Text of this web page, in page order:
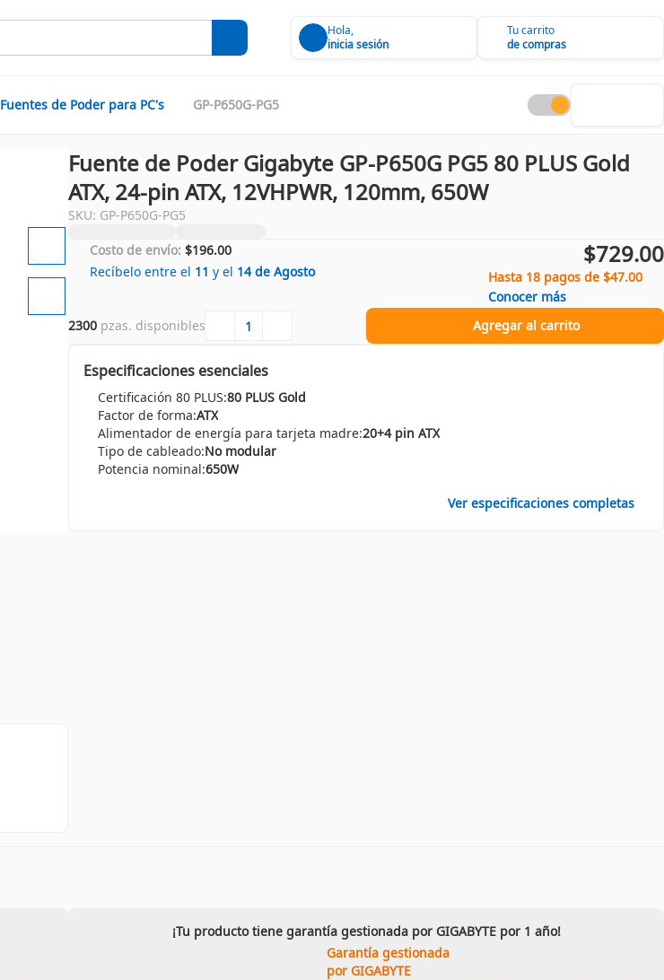
Hola,
inicia sesión
Tu carrito
de compras
Fuentes de Poder para PC's GP-P650G-PG5
Fuente de Poder Gigabyte GP-P650G PG5 80 PLUS Gold
ATX, 24-pin ATX, 12VHPWR, 120mm, 650W
SKU: GP-P650G-PG5
Costo de envío: $196.00
Recíbelo entre el 11 y el 14 de Agosto
$729.00
Hasta 18 pagos de $47.00
Conocer más
2300 pzas. disponibles Agregar al carrito
Especificaciones esenciales
Certificación 80 PLUS:80 PLUS Gold
Factor de forma:ATX
Alimentador de energía para tarjeta madre:20+4 pin ATX
Tipo de cableado:No modular
Potencia nominal:650W
Ver especificaciones completas
¡Tu producto tiene garantía gestionada por GIGABYTE por 1 año!
Garantía gestionada
por GIGABYTE